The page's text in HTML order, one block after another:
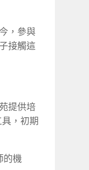
，參與
接觸這
提供培
，初期
的機